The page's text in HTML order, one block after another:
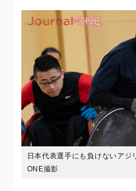
日本代表選手にも負けないア
ONE撮影